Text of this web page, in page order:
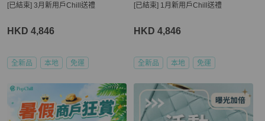
[已結束] 3月新用戶Chill送禮
HKD 4,846
全新品 本地 免運
[已結束] 1月新用戶Chill送禮
HKD 4,846
全新品 本地 免運